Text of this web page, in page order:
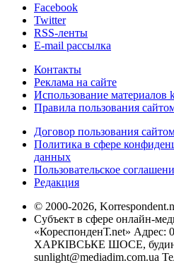
Facebook
Twitter
RSS-ленты
E-mail рассылка
Контакты
Реклама на сайте
Использование материалов
Правила пользования
Договор пользования
Политика в сфере
данных
Пользовательское
Редакция
© 2000-2026,
Субъект в сфере онлайн-
«КореспонденТ.net» Адрес:
ХАРКІВСЬКЕ ШОСЕ,
sunlight@mediadim.com.ua